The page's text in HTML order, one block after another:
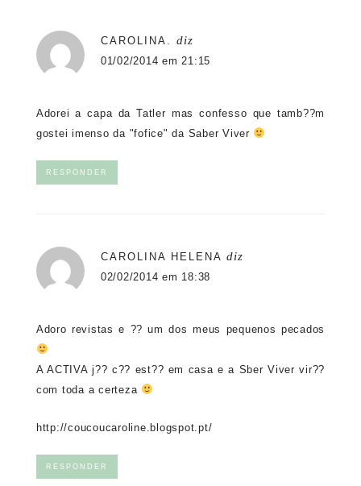
CAROLINA. diz
01/02/2014 em 21:15
Adorei a capa da Tatler mas confesso que tamb??m
gostei imenso da "fofice" da Saber Viver
RESPONDER
CAROLINA HELENA diz
02/02/2014 em 18:38
Adoro revistas e ?? um dos meus pequenos pecados
A ACTIVA j?? c?? est?? em casa e a Sber Viver vir??
com toda a certeza
http://coucoucaroline.blogspot.pt/
RESPONDER